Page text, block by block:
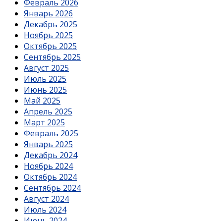
Февраль 2026
Январь 2026
Декабрь 2025
Ноябрь 2025
Октябрь 2025
Сентябрь 2025
Август 2025
Июль 2025
Июнь 2025
Май 2025
Апрель 2025
Март 2025
Февраль 2025
Январь 2025
Декабрь 2024
Ноябрь 2024
Октябрь 2024
Сентябрь 2024
Август 2024
Июль 2024